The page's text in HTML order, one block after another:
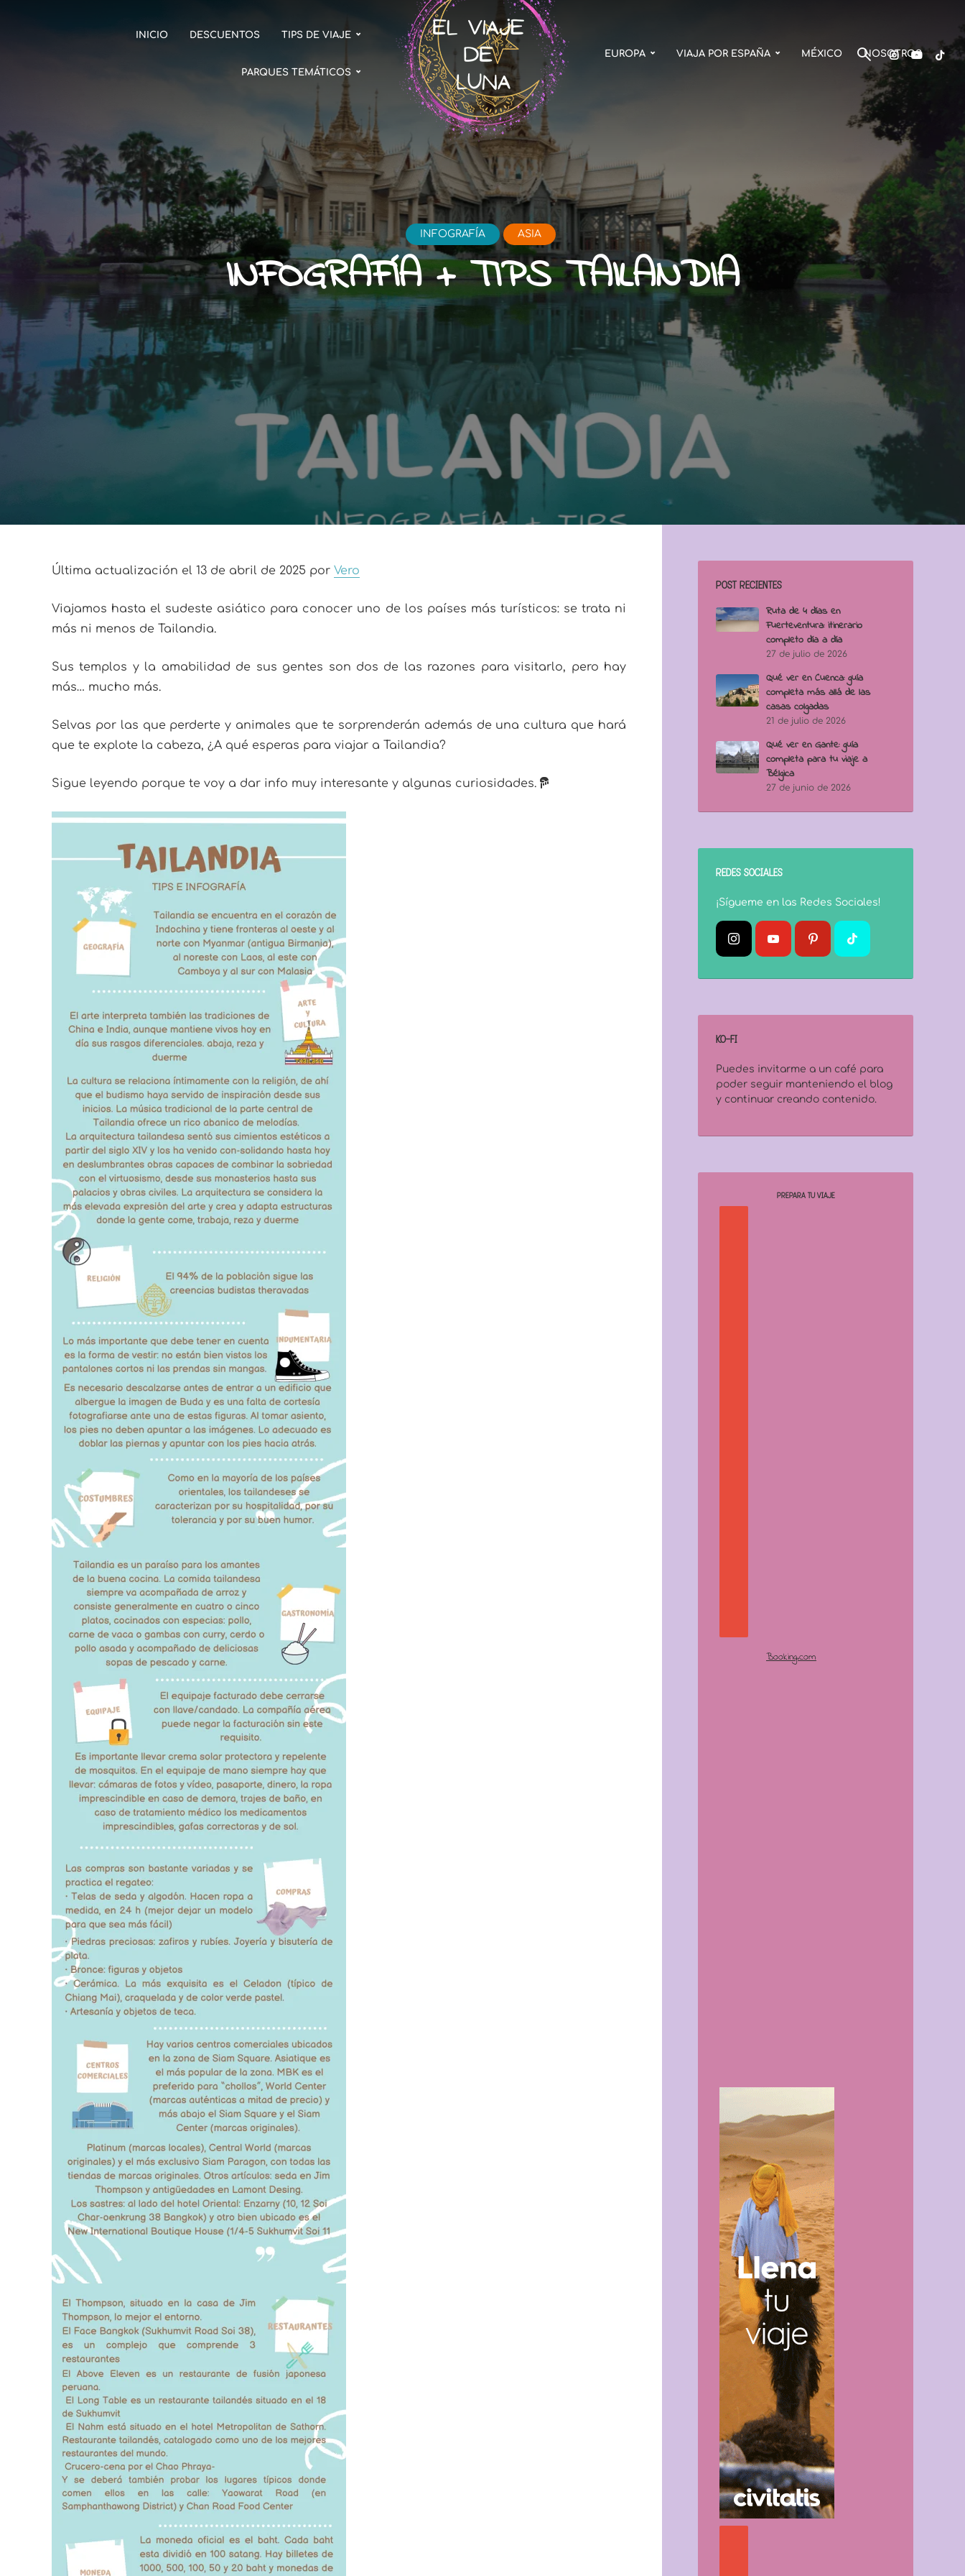
INICIO DESCUENTOS TIPS DE VIAJE
PARQUES TEMÁTICOS
EUROPA VIAJA POR ESPAÑA MÉXICO NOSOTROS
INFOGRAFÍA ASIA
INFOGRAFÍA + TIPS TAILANDIA
Última actualización el 13 de abril de 2025 por Vero
Viajamos hasta el sudeste asiático para conocer uno de los países más turísticos: se trata ni
más ni menos de Tailandia.
Sus templos y la amabilidad de sus gentes son dos de las razones para visitarlo, pero hay
más… mucho más.
Selvas por las que perderte y animales que te sorprenderán además de una cultura que hará
que te explote la cabeza, ¿A qué esperas para viajar a Tailandia?
Sigue leyendo porque te voy a dar info muy interesante y algunas curiosidades.
POST RECIENTES
Ruta de 4 días en
Fuerteventura: itinerario
completo día a día
27 de julio de 2026
Qué ver en Cuenca: guía
completa más allá de las
casas colgadas
21 de julio de 2026
Qué ver en Gante: guía
completa para tu viaje a
Bélgica
27 de junio de 2026
REDES SOCIALES
¡Sígueme en las Redes Sociales!
KO-FI
Puedes invitarme a un café para
poder seguir manteniendo el blog
y continuar creando contenido.
PREPARA TU VIAJE
Booking.com